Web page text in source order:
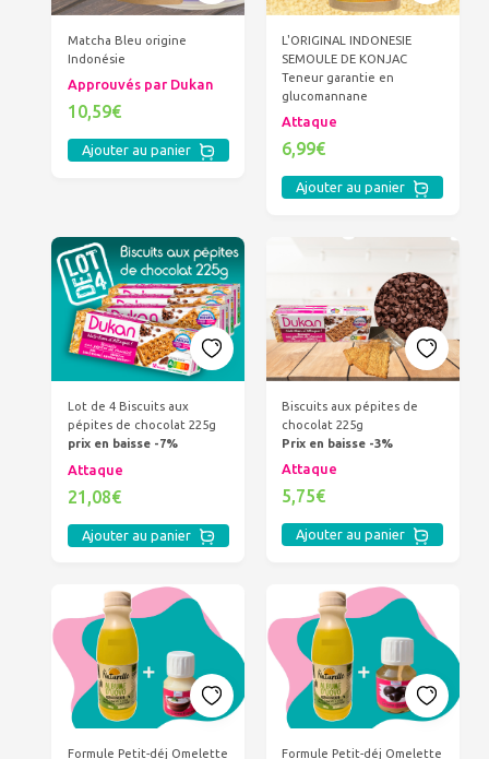
Matcha Bleu origine
Indonésie
Approuvés par Dukan
10,59€
Ajouter au panier
L'ORIGINAL INDONESIE
SEMOULE DE KONJAC
Teneur garantie en
glucomannane
Attaque
6,99€
Ajouter au panier
Lot de 4 Biscuits aux
pépites de chocolat 225g
prix en baisse -7%
Attaque
21,08€
Ajouter au panier
Biscuits aux pépites de
chocolat 225g
Prix en baisse -3%
Attaque
5,75€
Ajouter au panier
Formule Petit-déj Omelette
Formule Petit-déj Omelette